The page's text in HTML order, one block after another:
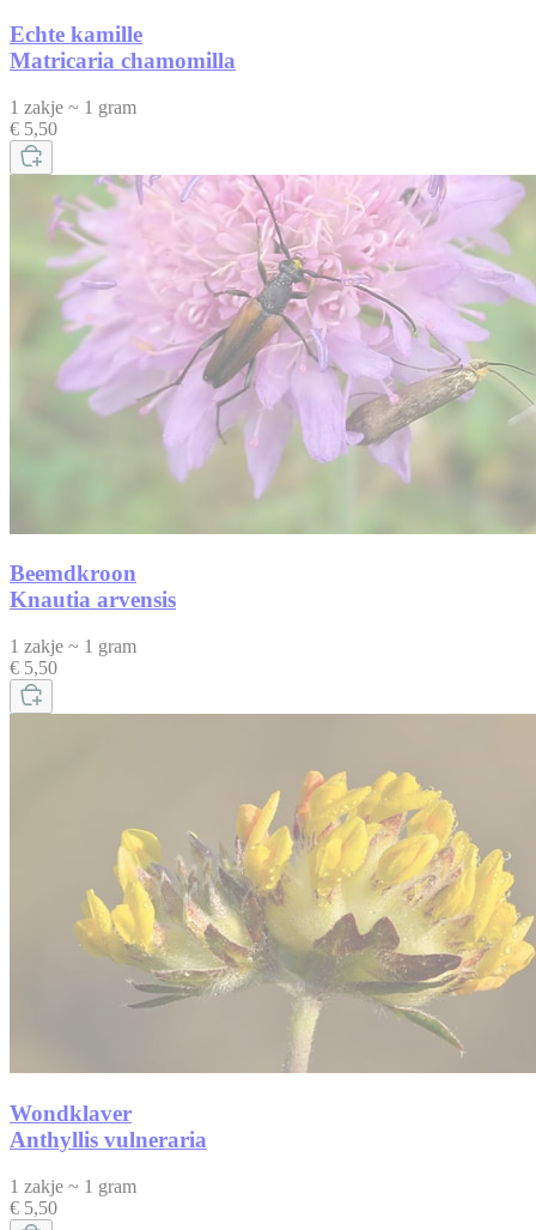
Echte kamille
Matricaria chamomilla
1 zakje ~ 1 gram
€ 5,50
Beemdkroon
Knautia arvensis
1 zakje ~ 1 gram
€ 5,50
Wondklaver
Anthyllis vulneraria
1 zakje ~ 1 gram
€ 5,50